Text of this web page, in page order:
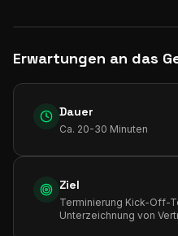
Erwartungen an das
Dauer
Ca. 20-30 Minuten
Ziel
Terminierung Kick-Off-
Unterzeichnung von